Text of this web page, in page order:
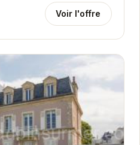
Voir l'offre